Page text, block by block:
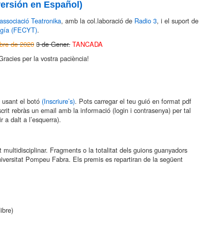
en Español)
associació Teatronika, amb la col.laboració de Radio 3, i el suport de
(FECYT).
de 2020 3 de Gener. TANCADA
per la vostra paciència!
usant el botó (Inscriure’s). Pots carregar el teu guió en format pdf
rebràs un email amb la informació (login i contrasenya) per tal
a dalt a l’esquerra).
Fragments o la totalitat dels guions guanyadors
Pompeu Fabra. Els premis es repartiran de la següent